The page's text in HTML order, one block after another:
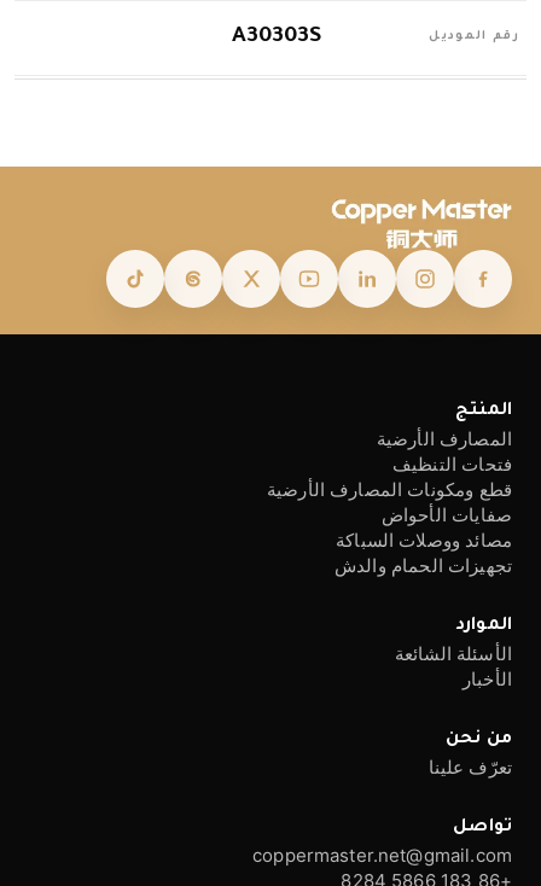
رقم الموديل A30303S
المنتج
المصارف الأرضية
فتحات التنظيف
قطع ومكونات المصارف الأرضية
صفايات الأحواض
مصائد ووصلات السباكة
تجهيزات الحمام والدش
الموارد
الأسئلة الشائعة
الأخبار
من نحن
تعرّف علينا
تواصل
coppermaster.net@gmail.com
+86 183 5866 8284